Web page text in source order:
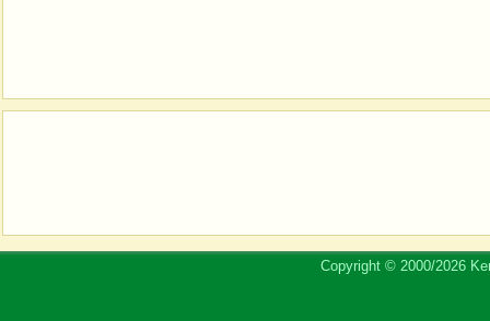
Copyright © 2000/2026